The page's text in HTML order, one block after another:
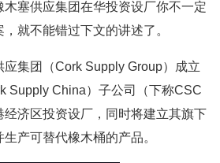
塞供应集团在华投资设厂你不一定
就不能错过下文的讲述了。
集团（Cork Supply Group）成立
Supply China）子公司（下称CSC
济区投资设厂，同时将建立其旗下
产可替代橡木桶的产品。